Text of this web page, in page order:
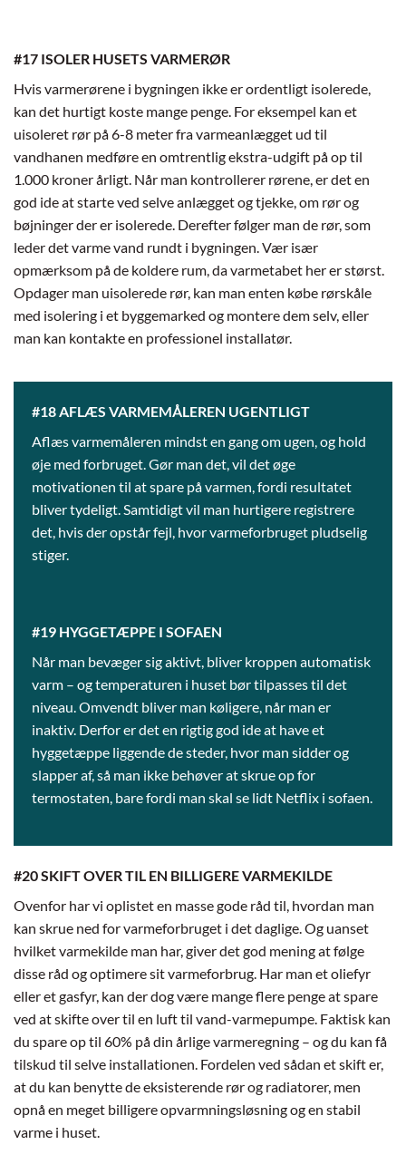
#17 ISOLER HUSETS VARMERØR
Hvis varmerørene i bygningen ikke er ordentligt isolerede,
kan det hurtigt koste mange penge. For eksempel kan et
uisoleret rør på 6-8 meter fra varmeanlægget ud til
vandhanen medføre en omtrentlig ekstra-udgift på op til
1.000 kroner årligt. Når man kontrollerer rørene, er det en
god ide at starte ved selve anlægget og tjekke, om rør og
bøjninger der er isolerede. Derefter følger man de rør, som
leder det varme vand rundt i bygningen. Vær især
opmærksom på de koldere rum, da varmetabet her er størst.
Opdager man uisolerede rør, kan man enten købe rørskåle
med isolering i et byggemarked og montere dem selv, eller
man kan kontakte en professionel installatør.
#18 AFLÆS VARMEMÅLEREN UGENTLIGT
Aflæs varmemåleren mindst en gang om ugen, og hold
øje med forbruget. Gør man det, vil det øge
motivationen til at spare på varmen, fordi resultatet
bliver tydeligt. Samtidigt vil man hurtigere registrere
det, hvis der opstår fejl, hvor varmeforbruget pludselig
stiger.
#19 HYGGETÆPPE I SOFAEN
Når man bevæger sig aktivt, bliver kroppen automatisk
varm – og temperaturen i huset bør tilpasses til det
niveau. Omvendt bliver man køligere, når man er
inaktiv. Derfor er det en rigtig god ide at have et
hyggetæppe liggende de steder, hvor man sidder og
slapper af, så man ikke behøver at skrue op for
termostaten, bare fordi man skal se lidt Netflix i sofaen.
#20 SKIFT OVER TIL EN BILLIGERE VARMEKILDE
Ovenfor har vi oplistet en masse gode råd til, hvordan man
kan skrue ned for varmeforbruget i det daglige. Og uanset
hvilket varmekilde man har, giver det god mening at følge
disse råd og optimere sit varmeforbrug. Har man et oliefyr
eller et gasfyr, kan der dog være mange flere penge at spare
ved at skifte over til en luft til vand-varmepumpe. Faktisk kan
du spare op til 60% på din årlige varmeregning – og du kan få
tilskud til selve installationen. Fordelen ved sådan et skift er,
at du kan benytte de eksisterende rør og radiatorer, men
opnå en meget billigere opvarmningsløsning og en stabil
varme i huset.